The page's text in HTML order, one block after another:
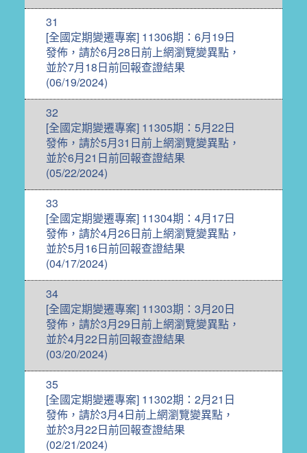
31
[全國定期變遷專案] 11306期：6月19日
發佈，請於6月28日前上網瀏覽變異點，
並於7月18日前回報查證結果
(06/19/2024)
32
[全國定期變遷專案] 11305期：5月22日
發佈，請於5月31日前上網瀏覽變異點，
並於6月21日前回報查證結果
(05/22/2024)
33
[全國定期變遷專案] 11304期：4月17日
發佈，請於4月26日前上網瀏覽變異點，
並於5月16日前回報查證結果
(04/17/2024)
34
[全國定期變遷專案] 11303期：3月20日
發佈，請於3月29日前上網瀏覽變異點，
並於4月22日前回報查證結果
(03/20/2024)
35
[全國定期變遷專案] 11302期：2月21日
發佈，請於3月4日前上網瀏覽變異點，
並於3月22日前回報查證結果
(02/21/2024)